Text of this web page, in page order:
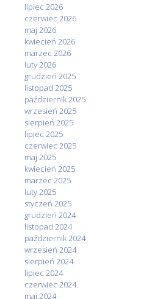
lipiec 2026
czerwiec 2026
maj 2026
kwiecień 2026
marzec 2026
luty 2026
grudzień 2025
listopad 2025
październik 2025
wrzesień 2025
sierpień 2025
lipiec 2025
czerwiec 2025
maj 2025
kwiecień 2025
marzec 2025
luty 2025
styczeń 2025
grudzień 2024
listopad 2024
październik 2024
wrzesień 2024
sierpień 2024
lipiec 2024
czerwiec 2024
maj 2024